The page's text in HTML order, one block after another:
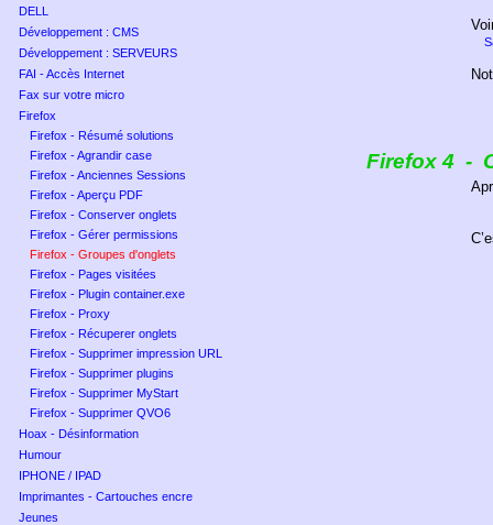
DELL
Développement : CMS
Développement : SERVEURS
FAI - Accès Internet
Fax sur votre micro
Firefox
Firefox - Résumé solutions
Firefox - Agrandir case
Firefox - Anciennes Sessions
Firefox - Aperçu PDF
Firefox - Conserver onglets
Firefox - Gérer permissions
Firefox - Groupes d'onglets
Firefox - Pages visitées
Firefox - Plugin container.exe
Firefox - Proxy
Firefox - Récuperer onglets
Firefox - Supprimer impression URL
Firefox - Supprimer plugins
Firefox - Supprimer MyStart
Firefox - Supprimer QVO6
Hoax - Désinformation
Humour
IPHONE / IPAD
Imprimantes - Cartouches encre
Jeunes
Firefox4 -